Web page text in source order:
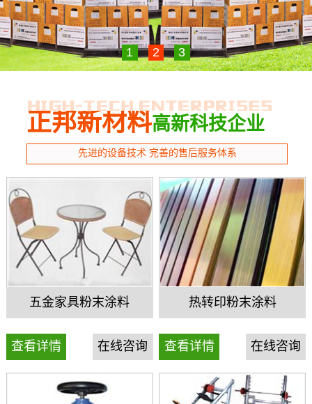
1 2 3
正邦新材料高新科技企业
先进的设备技术 完善的售后服务体系
五金家具粉末涂料
查看详情 在线咨询
热转印粉末涂料
查看详情 在线咨询